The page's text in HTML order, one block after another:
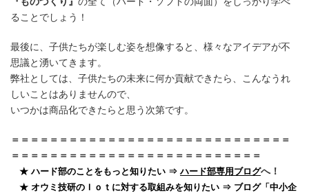
ることでしょう！
最後に、子供たちが楽しむ姿を想像すると、様々なアイデアが不
思議と湧いてきます。
弊社としては、子供たちの未来に何か貢献できたら、こんなうれ
しいことはありませんので、
いつかは商品化できたらと思う次第です。
＝＝＝＝＝＝＝＝＝＝＝＝＝＝＝＝＝＝＝＝＝＝＝＝＝＝＝＝＝
＝＝＝＝＝＝＝＝＝＝＝＝＝＝＝＝＝＝＝＝＝＝＝＝＝＝
★ ハード部のことをもっと知りたい ⇒ ハード部専用ブログへ！
★ オウミ技研のＩｏｔに対する取組みを知りたい ⇒ ブログ「中小企